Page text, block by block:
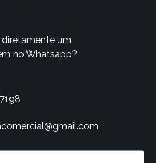
diretamente um
no Whatsapp?